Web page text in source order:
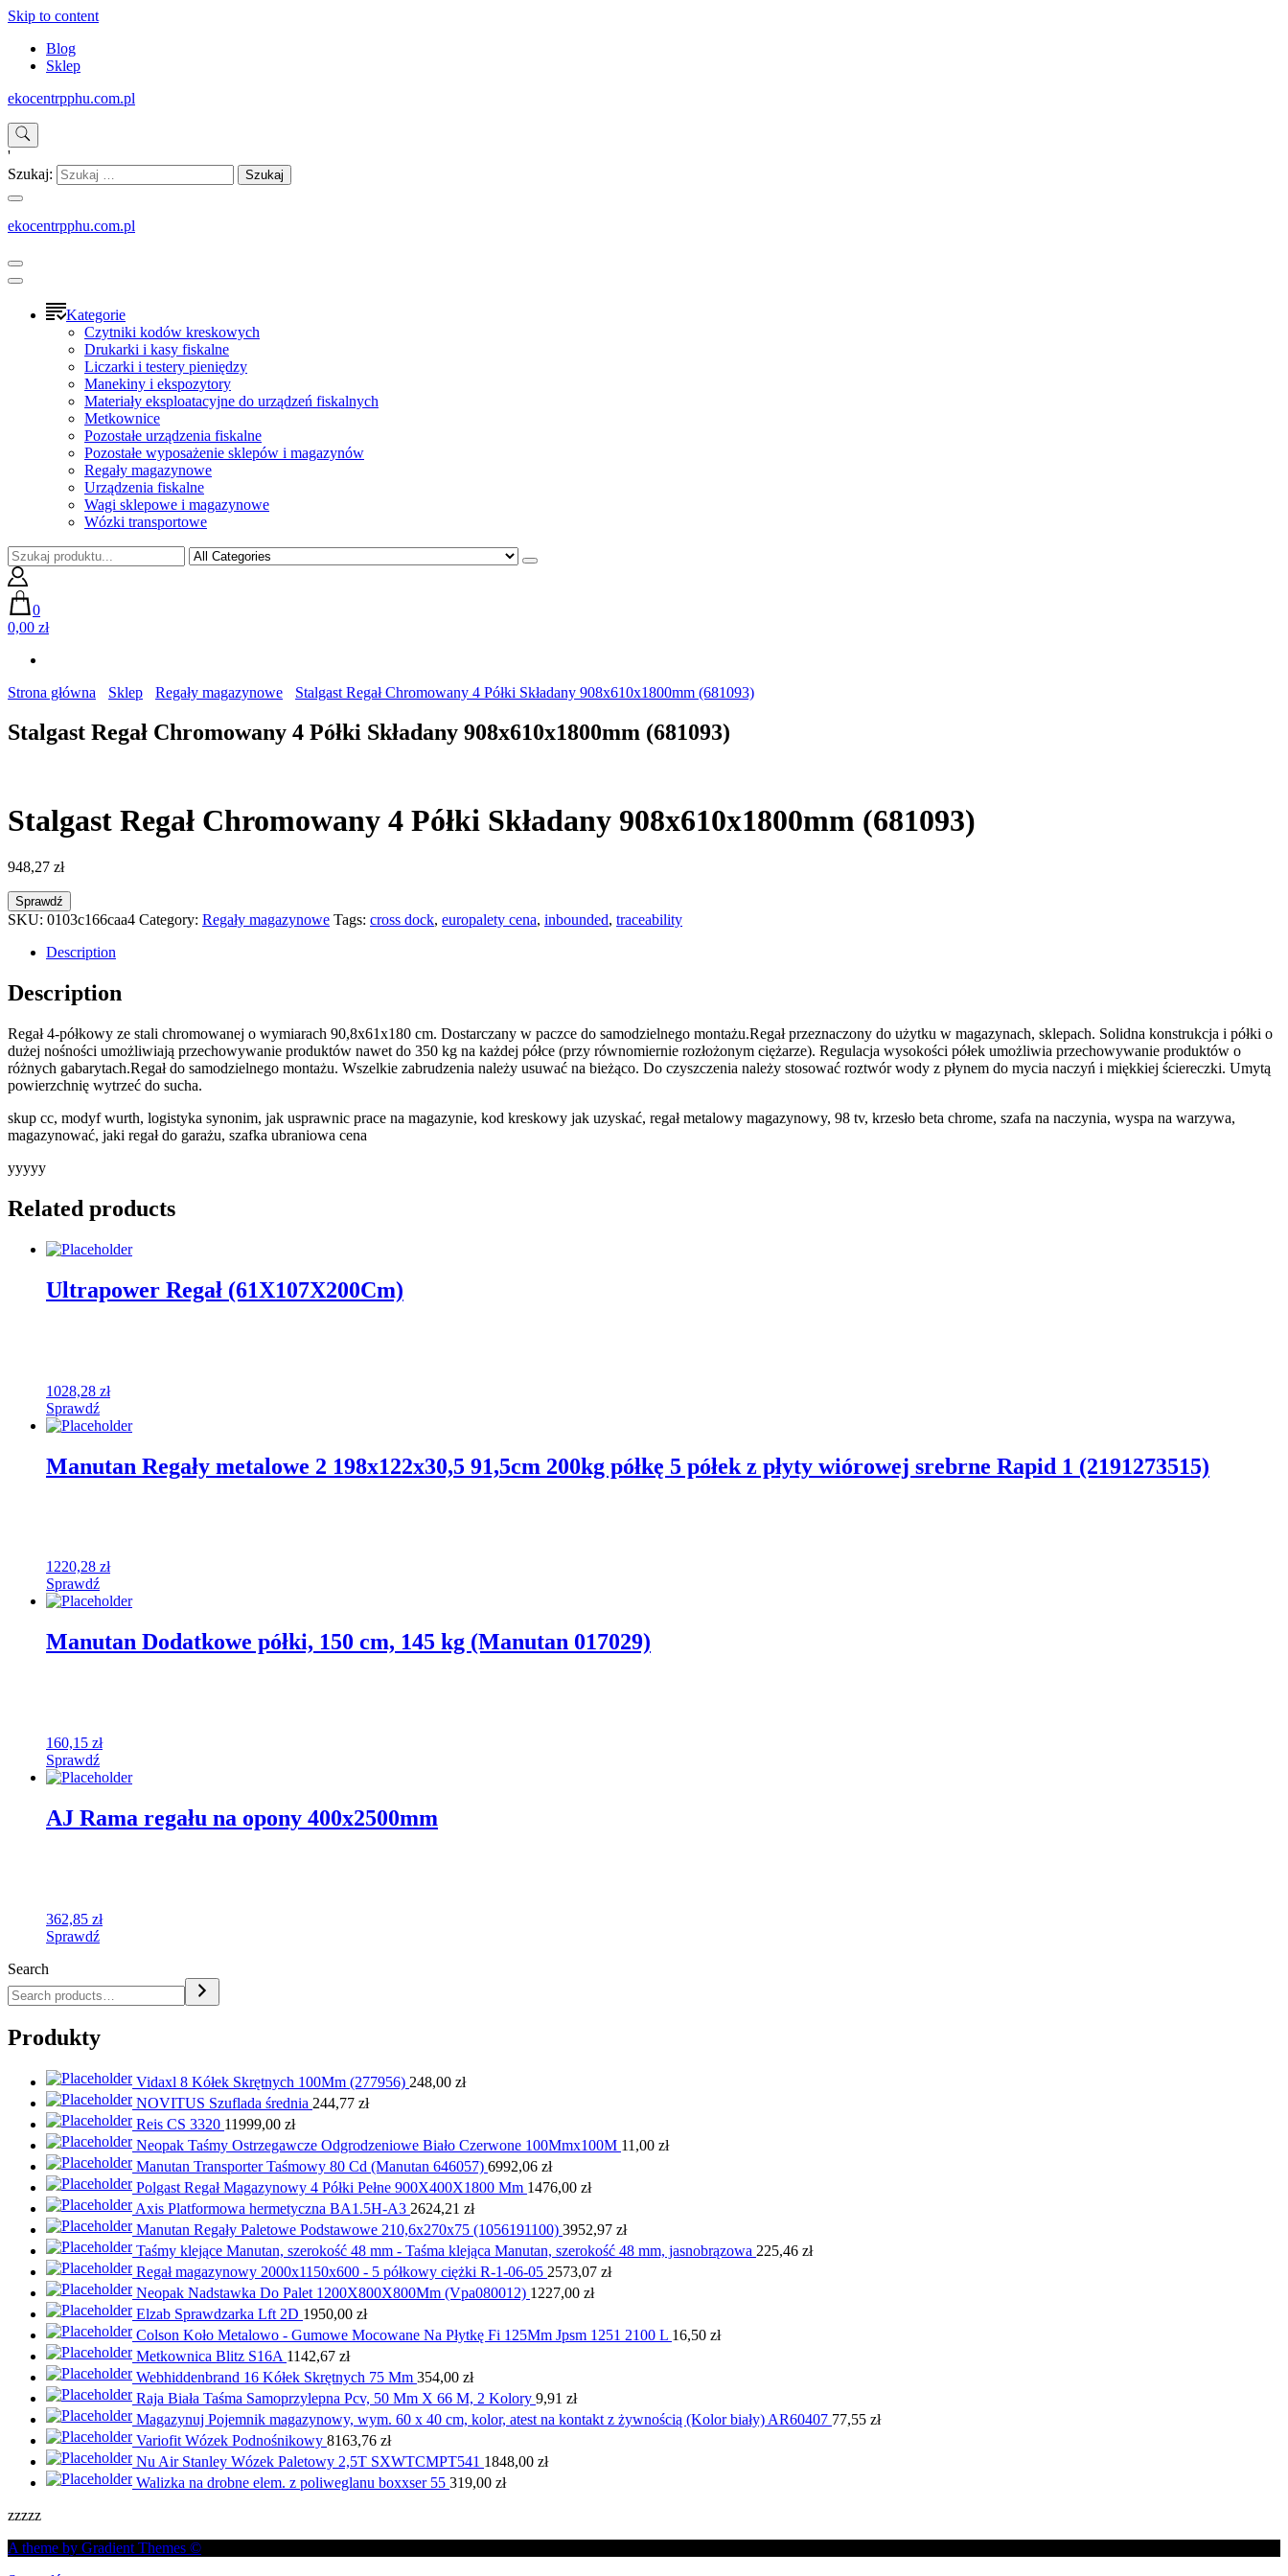
Skip to content
Blog
Sklep
ekocentrpphu.com.pl
'
Szukaj:
ekocentrpphu.com.pl
Kategorie
Czytniki kodów kreskowych
Drukarki i kasy fiskalne
Liczarki i testery pieniędzy
Manekiny i ekspozytory
Materiały eksploatacyjne do urządzeń fiskalnych
Metkownice
Pozostałe urządzenia fiskalne
Pozostałe wyposażenie sklepów i magazynów
Regały magazynowe
Urządzenia fiskalne
Wagi sklepowe i magazynowe
Wózki transportowe
0
0,00 zł
Strona główna Sklep Regały magazynowe Stalgast Regał Chromowany 4 Półki Składany 908x610x1800mm (681093)
Stalgast Regał Chromowany 4 Półki Składany 908x610x1800mm (681093)
Stalgast Regał Chromowany 4 Półki Składany 908x610x1800mm (681093)
948,27 zł
Sprawdź
SKU: 0103c166caa4 Category: Regały magazynowe Tags: cross dock, europalety cena, inbounded, traceability
Description
Description
Regał 4-półkowy ze stali chromowanej o wymiarach 90,8x61x180 cm. Dostarczany w paczce do samodzielnego montażu.Regał przeznaczony do użytku w magazynach, sklepach. Solidna konstrukcja i półki o
dużej nośności umożliwiają przechowywanie produktów nawet do 350 kg na każdej półce (przy równomiernie rozłożonym ciężarze). Regulacja wysokości półek umożliwia przechowywanie produktów o
różnych gabarytach.Regał do samodzielnego montażu. Wszelkie zabrudzenia należy usuwać na bieżąco. Do czyszczenia należy stosować roztwór wody z płynem do mycia naczyń i miękkiej ściereczki. Umytą
powierzchnię wytrzeć do sucha.
skup cc, modyf wurth, logistyka synonim, jak usprawnic prace na magazynie, kod kreskowy jak uzyskać, regał metalowy magazynowy, 98 tv, krzesło beta chrome, szafa na naczynia, wyspa na warzywa,
magazynować, jaki regał do garażu, szafka ubraniowa cena
yyyyy
Related products
Ultrapower Regał (61X107X200Cm)
1028,28 zł
Sprawdź
Manutan Regały metalowe 2 198x122x30,5 91,5cm 200kg półkę 5 półek z płyty wiórowej srebrne Rapid 1 (2191273515)
1220,28 zł
Sprawdź
Manutan Dodatkowe półki, 150 cm, 145 kg (Manutan 017029)
160,15 zł
Sprawdź
AJ Rama regału na opony 400x2500mm
362,85 zł
Sprawdź
Search
Produkty
Vidaxl 8 Kółek Skrętnych 100Mm (277956) 248,00 zł
NOVITUS Szuflada średnia 244,77 zł
Reis CS 3320 11999,00 zł
Neopak Taśmy Ostrzegawcze Odgrodzeniowe Biało Czerwone 100Mmx100M 11,00 zł
Manutan Transporter Taśmowy 80 Cd (Manutan 646057) 6992,06 zł
Polgast Regał Magazynowy 4 Półki Pełne 900X400X1800 Mm 1476,00 zł
Axis Platformowa hermetyczna BA1.5H-A3 2624,21 zł
Manutan Regały Paletowe Podstawowe 210,6x270x75 (1056191100) 3952,97 zł
Taśmy klejące Manutan, szerokość 48 mm - Taśma klejąca Manutan, szerokość 48 mm, jasnobrązowa 225,46 zł
Regał magazynowy 2000x1150x600 - 5 półkowy ciężki R-1-06-05 2573,07 zł
Neopak Nadstawka Do Palet 1200X800X800Mm (Vpa080012) 1227,00 zł
Elzab Sprawdzarka Lft 2D 1950,00 zł
Colson Koło Metalowo - Gumowe Mocowane Na Płytkę Fi 125Mm Jpsm 1251 2100 L 16,50 zł
Metkownica Blitz S16A 1142,67 zł
Webhiddenbrand 16 Kółek Skrętnych 75 Mm 354,00 zł
Raja Biała Taśma Samoprzylepna Pcv, 50 Mm X 66 M, 2 Kolory 9,91 zł
Magazynuj Pojemnik magazynowy, wym. 60 x 40 cm, kolor, atest na kontakt z żywnością (Kolor biały) AR60407 77,55 zł
Variofit Wózek Podnośnikowy 8163,76 zł
Nu Air Stanley Wózek Paletowy 2,5T SXWTCMPT541 1848,00 zł
Walizka na drobne elem. z poliweglanu boxxser 55 319,00 zł
zzzzz
A theme by Gradient Themes ©